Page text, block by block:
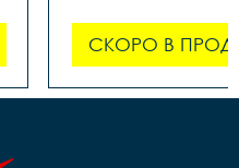
СКОРО В